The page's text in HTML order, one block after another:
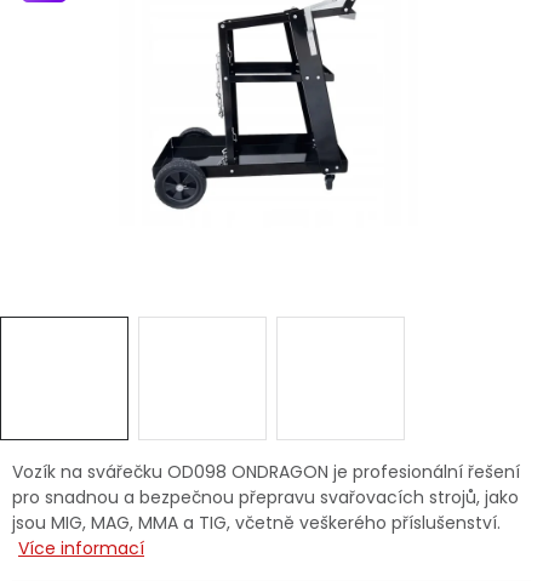
Autodoplňky
Značky
Vozík na svářečku OD098 ONDRAGON je profesionální řešení
pro snadnou a bezpečnou přepravu svařovacích strojů, jako
jsou MIG, MAG, MMA a TIG, včetně veškerého příslušenství.
Více informací